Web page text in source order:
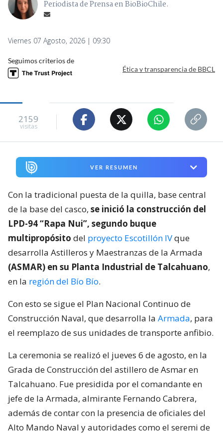
Periodista de Prensa en BioBioChile.
Viernes 07 Agosto, 2026 | 09:30
Seguimos criterios de
Ética y transparencia de BBCL
2159
visitas
VER RESUMEN
Con la tradicional puesta de la quilla, base central
de la base del casco, se inició la construcción del
LPD-94 “Rapa Nui”, segundo buque
multipropósito del proyecto Escotillón IVque
desarrolla Astilleros y Maestranzas de la Armada
(ASMAR) en su Planta Industrial de Talcahuano,
en la región del Bío Bío.
Con esto se sigue el Plan Nacional Continuo de
Construcción Naval, que desarrolla la Armada, para
el reemplazo de sus unidades de transporte anfibio.
La ceremonia se realizó el jueves 6 de agosto, en la
Grada de Construcción del astillero de Asmar en
Talcahuano. Fue presidida por el comandante en
jefe de la Armada, almirante Fernando Cabrera,
además de contar con la presencia de oficiales del
Alto Mando Naval y autoridades como el seremi de